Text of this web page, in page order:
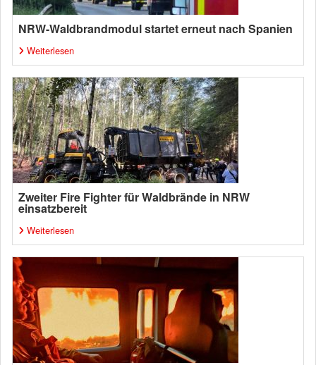
NRW-Waldbrandmodul startet erneut nach Spanien
Weiterlesen
Zweiter Fire Fighter für Waldbrände in NRW
einsatzbereit
Weiterlesen